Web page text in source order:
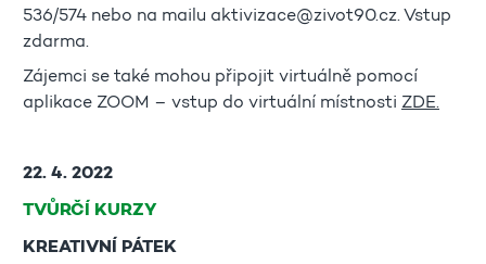
536/574 nebo na mailu aktivizace@zivot90.cz. Vstup
zdarma.
Zájemci se také mohou připojit virtuálně pomocí
aplikace ZOOM – vstup do virtuální místnosti ZDE.
22. 4. 2022
TVŮRČÍ KURZY
KREATIVNÍ PÁTEK